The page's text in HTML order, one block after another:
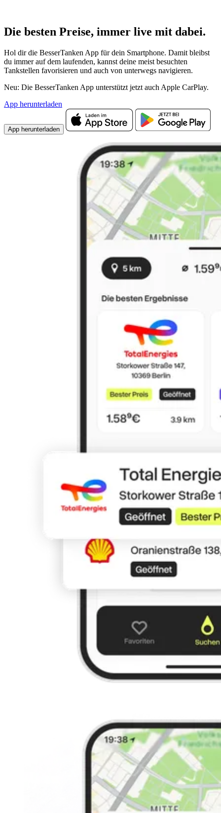
Die besten Preise, immer live mit dabei.
Hol dir die BesserTanken App für dein Smartphone. Damit bleibst
du immer auf dem laufenden, kannst deine meist besuchten
Tankstellen favorisieren und auch von unterwegs navigieren.
Neu: Die BesserTanken App unterstützt jetzt auch Apple CarPlay.
App herunterladen
App herunterladen